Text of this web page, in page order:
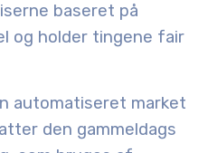
baseret på
og holder tingene fair
automatiseret market
den gammeldags